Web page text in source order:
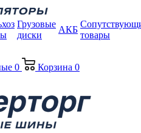
Грузовые
диски
АКБ
товары
0 Корзина 0